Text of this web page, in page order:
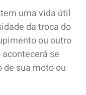
uma vida útil
da troca do
ou outro
se
sua moto ou